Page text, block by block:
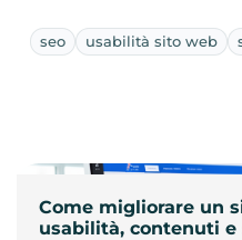
seo usabilità sito web
Come migliorare un
usabilità, contenuti